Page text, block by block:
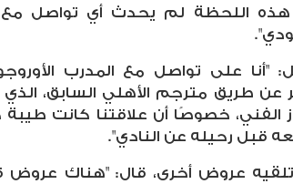
اللحظة لم يحدث أي تواصل مع
"أنا على تواصل مع المدرب
عن طريق مترجم الأهلي السابق،
الفني، خصوصًا أن علاقتنا كانت
قبل رحيله عن النادي".
عروض أخرى، قال: "هناك عروض